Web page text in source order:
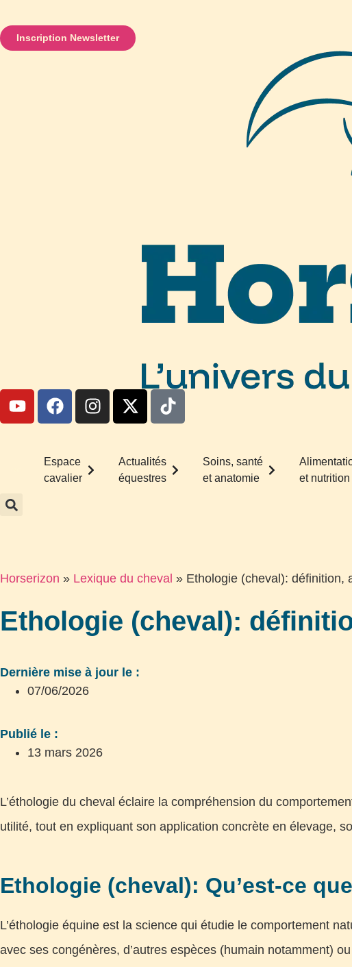
Inscription Newsletter
Espace
cavalier
Actualités
équestres
Soins, santé
et anatomie
et nutrition
Horserizon » Lexique du cheval » Ethologie (cheval): définition,
Ethologie (cheval):
Dernière mise à jour le :
07/06/2026
Publié le :
13 mars 2026
L’éthologie du cheval éclaire la compréhension du
utilité, tout en expliquant son application concrète en élevage,
Ethologie (cheval): Qu’est-ce
L’éthologie équine est la science qui étudie le comportement
avec ses congénères, d’autres espèces (humain notamment)